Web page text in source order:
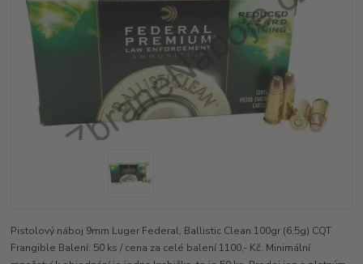
Pistolový náboj 9mm Luger Federal, Ballistic Clean 100gr (6,5g) CQT
Frangible Balení: 50 ks / cena za celé balení 1100,- Kč. Minimální